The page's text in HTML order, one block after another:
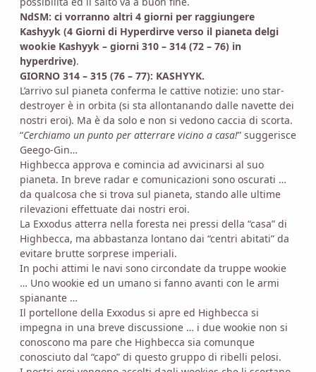
NdSM: ci vorranno altri 4 giorni per raggiungere
Kashyyk (4 Giorni di Hyperdirve verso il pianeta delgi
wookie Kashyyk – giorni 310 – 314 (72 – 76) in
hyperdrive).
GIORNO 314 – 315 (76 – 77): KASHYYK.
L’arrivo sul pianeta conferma le cattive notizie: uno star-
destroyer è in orbita (si sta allontanando dalle navette dei
nostri eroi). Ma è da solo e non si vedono caccia di scorta.
“Cerchiamo un punto per atterrare vicino a casa!” suggerisce
Geego-Gin…
Highbecca approva e comincia ad avvicinarsi al suo
pianeta. In breve radar e comunicazioni sono oscurati …
da qualcosa che si trova sul pianeta, stando alle ultime
rilevazioni effettuate dai nostri eroi.
La Exxodus atterra nella foresta nei pressi della “casa” di
Highbecca, ma abbastanza lontano dai “centri abitati” da
evitare brutte sorprese imperiali.
In pochi attimi le navi sono circondate da truppe wookie
… Uno wookie ed un umano si fanno avanti con le armi
spianante …
Il portellone della Exxodus si apre ed Highbecca si
impegna in una breve discussione … i due wookie non si
conoscono ma pare che Highbecca sia comunque
conosciuto dal “capo” di questo gruppo di ribelli pelosi.